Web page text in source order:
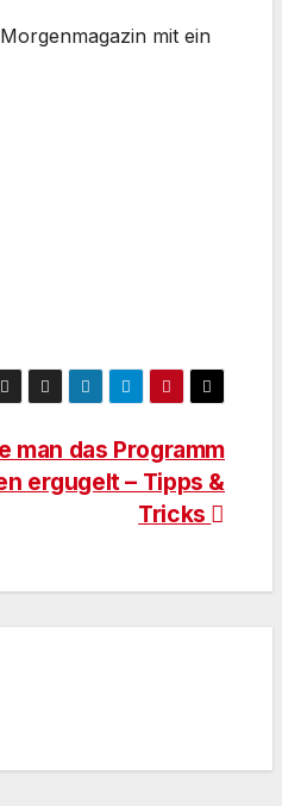
mit ein
man das Programm
ergugelt – Tipps &
Tricks